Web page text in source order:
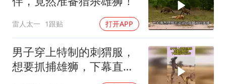
雷人太一 1跟贴 打开APP
男子穿上特制的刺猬服，
想要抓捕雄狮，下幕直接